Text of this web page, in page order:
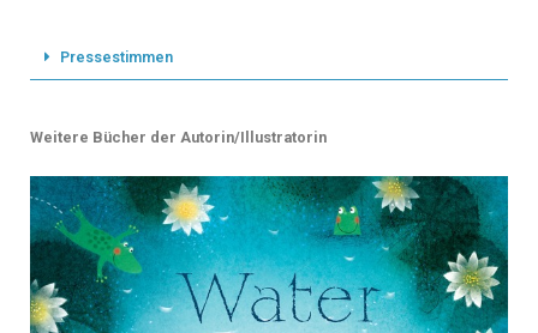
Pressestimmen
Weitere Bücher der Autorin/Illustratorin